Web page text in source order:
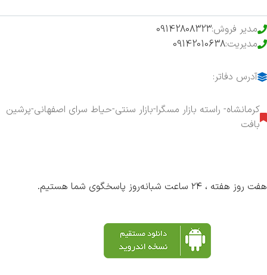
مدیر فروش:09142808323
مدیریت:09142010638
آدرس دفاتر:
کرمانشاه- راسته بازار مسگرا-بازار سنتی-حیاط سرای اصفهانی-پرشین
بافت
هفت روز هفته ، ۲۴ ساعت شبانه‌روز پاسخگوی شما هستیم.